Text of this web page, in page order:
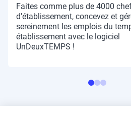
Résumé
Faites comme plus de 4000
d'établissement, concevez et
sereinement les emplois du
établissement avec le logiciel
UnDeuxTEMPS !